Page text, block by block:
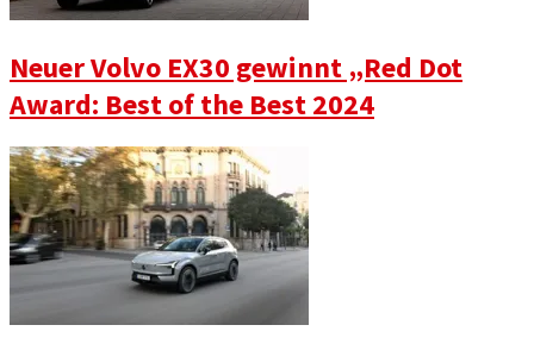
Neuer Volvo EX30 gewinnt „Red Dot
Award: Best of the Best 2024